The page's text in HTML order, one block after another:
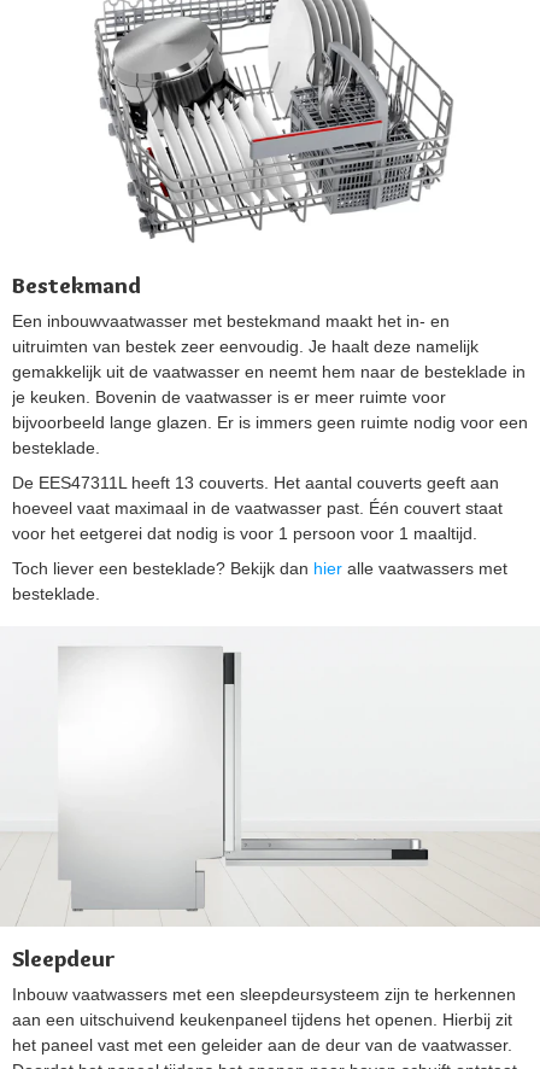
Bestekmand
Een inbouwvaatwasser met bestekmand maakt het in- en
uitruimten van bestek zeer eenvoudig. Je haalt deze namelijk
gemakkelijk uit de vaatwasser en neemt hem naar de besteklade in
je keuken. Bovenin de vaatwasser is er meer ruimte voor
bijvoorbeeld lange glazen. Er is immers geen ruimte nodig voor een
besteklade.
De EES47311L heeft 13 couverts. Het aantal couverts geeft aan
hoeveel vaat maximaal in de vaatwasser past. Één couvert staat
voor het eetgerei dat nodig is voor 1 persoon voor 1 maaltijd.
Toch liever een besteklade? Bekijk dan hier alle vaatwassers met
besteklade.
Sleepdeur
Inbouw vaatwassers met een sleepdeursysteem zijn te herkennen
aan een uitschuivend keukenpaneel tijdens het openen. Hierbij zit
het paneel vast met een geleider aan de deur van de vaatwasser.